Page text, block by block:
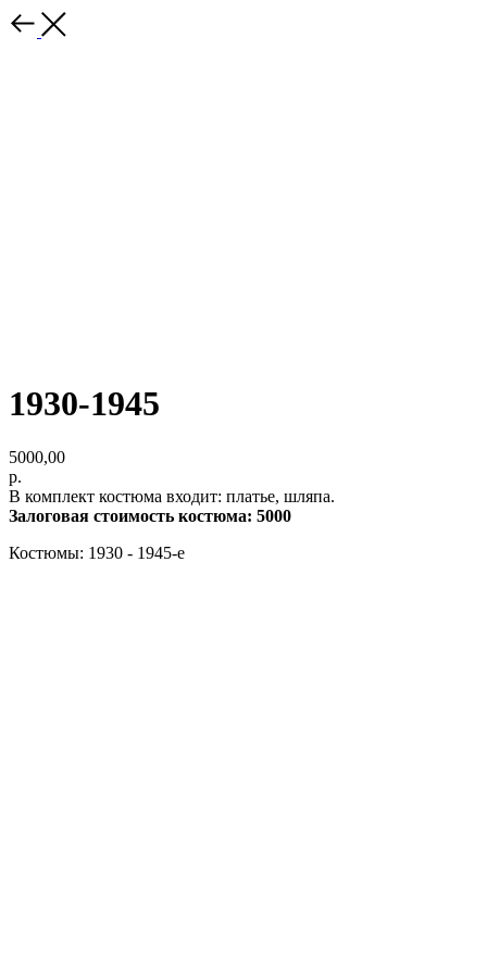
1930-1945
5000,00
р.
В комплект костюма входит: платье, шляпа.
Залоговая стоимость костюма: 5000
Костюмы: 1930 - 1945-е